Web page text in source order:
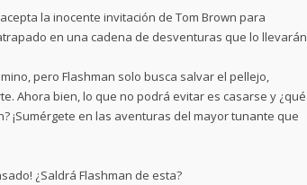
la inocente invitación de Tom Brown para
en una cadena de desventuras que lo llevarán
pero Flashman solo busca salvar el pellejo,
Ahora bien, lo que no podrá evitar es casarse y ¿qué
¡Sumérgete en las aventuras del mayor tunante que
¿Saldrá Flashman de esta?